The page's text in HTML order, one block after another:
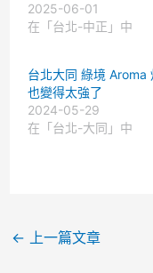
2025-06-01
在「台北-中正」中
台北大同 綠境 Aroma
也變得太強了
2024-05-29
在「台北-大同」中
← 上一篇文章